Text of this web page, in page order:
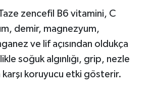
zencefil B6 vitamini, C
demir, magnezyum,
ve lif açısından oldukça
soğuk algınlığı, grip, nezle
karşı koruyucu etki gösterir.